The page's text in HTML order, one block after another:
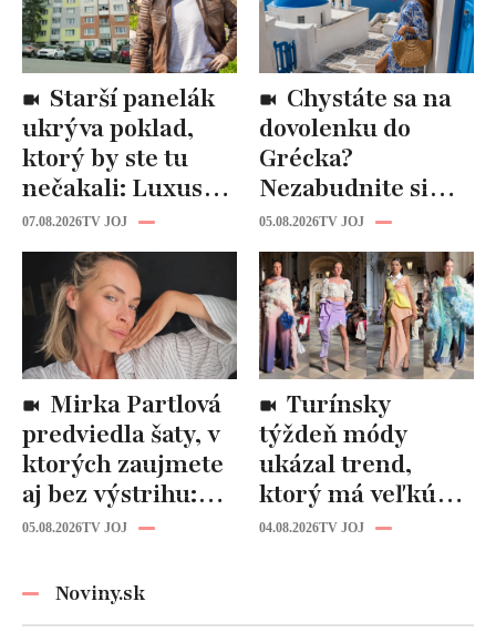
ukrýva poklad,
ktorý by ste tu
nečakali: Luxusná
kuchyňa aj
kúpeľňa ako z
novostavby!
07.08.2026TV JOJ
dovolenku do
Grécka?
Nezabudnite si
odtiaľ uloviť tieto
štýlové kúsky
05.08.2026TV JOJ
predviedla šaty, v
ktorých zaujmete
aj bez výstrihu:
Ich čaro je v tomto
05.08.2026TV JOJ
týždeň módy
ukázal trend,
ktorý má veľkú
budúcnosť: Počuli
04.08.2026TV JOJ
Noviny.sk